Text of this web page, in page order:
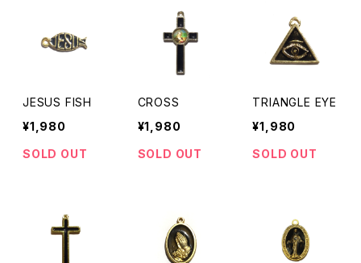
JESUS FISH
¥1,980
SOLD OUT
CROSS
¥1,980
SOLD OUT
TRIANGLE EYE
¥1,980
SOLD OUT